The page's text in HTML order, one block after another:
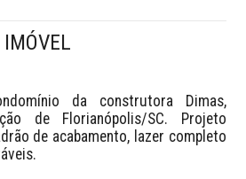
IMÓVEL
da construtora Dimas,
de Florianópolis/SC. Projeto
de acabamento, lazer completo